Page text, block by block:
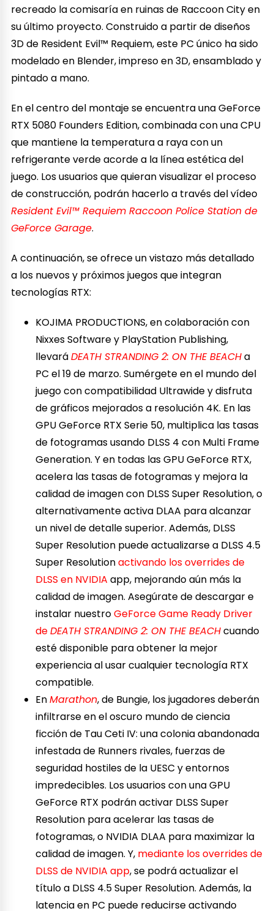
recreado la comisaría en ruinas de Raccoon City en
su último proyecto. Construido a partir de diseños
3D de Resident Evil™ Requiem, este PC único ha sido
modelado en Blender, impreso en 3D, ensamblado y
pintado a mano.
En el centro del montaje se encuentra una GeForce
RTX 5080 Founders Edition, combinada con una CPU
que mantiene la temperatura a raya con un
refrigerante verde acorde a la línea estética del
juego. Los usuarios que quieran visualizar el proceso
de construcción, podrán hacerlo a través del vídeo
Resident Evil™ Requiem Raccoon Police Station de
GeForce Garage.
A continuación, se ofrece un vistazo más detallado
a los nuevos y próximos juegos que integran
tecnologías RTX:
KOJIMA PRODUCTIONS, en colaboración con
Nixxes Software y PlayStation Publishing,
llevaráDEATH STRANDING 2: ON THE BEACHa
PC el 19 de marzo. Sumérgete en el mundo del
juego con compatibilidad Ultrawide y disfruta
de gráficos mejorados a resolución 4K. En las
GPU GeForce RTX Serie 50, multiplica las tasas
de fotogramas usando DLSS 4 con Multi Frame
Generation. Y en todas las GPU GeForce RTX,
acelera las tasas de fotogramas y mejora la
calidad de imagen con DLSS Super Resolution, o
alternativamente activa DLAA para alcanzar
un nivel de detalle superior. Además, DLSS
Super Resolution puede actualizarse a DLSS 4.5
Super Resolutionactivando los overrides de
DLSS en NVIDIA app, mejorando aún más la
calidad de imagen. Asegúrate de descargar e
instalar nuestroGeForce Game Ready Driver
deDEATH STRANDING 2: ON THE BEACHcuando
esté disponible para obtener la mejor
experiencia al usar cualquier tecnología RTX
compatible.
EnMarathon, de Bungie, los jugadores deberán
infiltrarse en el oscuro mundo de ciencia
ficción de Tau Ceti IV: una colonia abandonada
infestada de Runners rivales, fuerzas de
seguridad hostiles de la UESC y entornos
impredecibles. Los usuarios con una GPU
GeForce RTX podrán activar DLSS Super
Resolution para acelerar las tasas de
fotogramas, o NVIDIA DLAA para maximizar la
calidad de imagen. Y, mediante los overrides de
DLSS de NVIDIA app, se podrá actualizar el
título a DLSS 4.5 Super Resolution. Además, la
latencia en PC puede reducirse activando